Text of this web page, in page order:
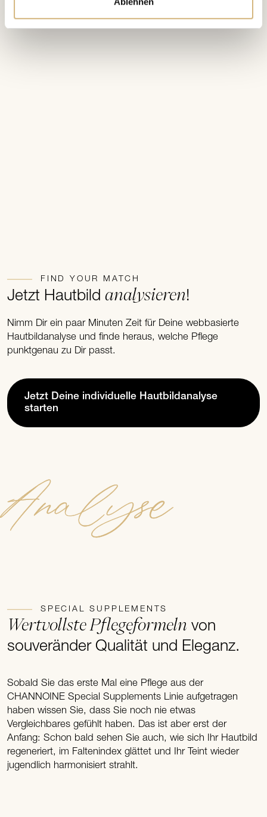
FIND YOUR MATCH
Jetzt Hautbildanalysieren!
Nimm Dir ein paar Minuten Zeit für Deine webbasierte
Hautbildanalyse und finde heraus, welche Pflege
punktgenau zu Dir passt.
Jetzt Deine individuelle Hautbildanalyse
starten
Analyse
SPECIAL SUPPLEMENTS
Wertvollste Pflegeformeln von
souveränder Qualität und Eleganz.
Sobald Sie das erste Mal eine Pflege aus der
CHANNOINE Special Supplements Linie aufgetragen
haben wissen Sie, dass Sie noch nie etwas
Vergleichbares gefühlt haben. Das ist aber erst der
Anfang: Schon bald sehen Sie auch, wie sich Ihr Hautbild
regeneriert, im Faltenindex glättet und Ihr Teint wieder
jugendlich harmonisiert strahlt.